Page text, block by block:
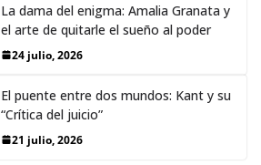
La dama del enigma: Amalia Granata y
el arte de quitarle el sueño al poder
24 julio, 2026
El puente entre dos mundos: Kant y su
“Crítica del juicio”
21 julio, 2026